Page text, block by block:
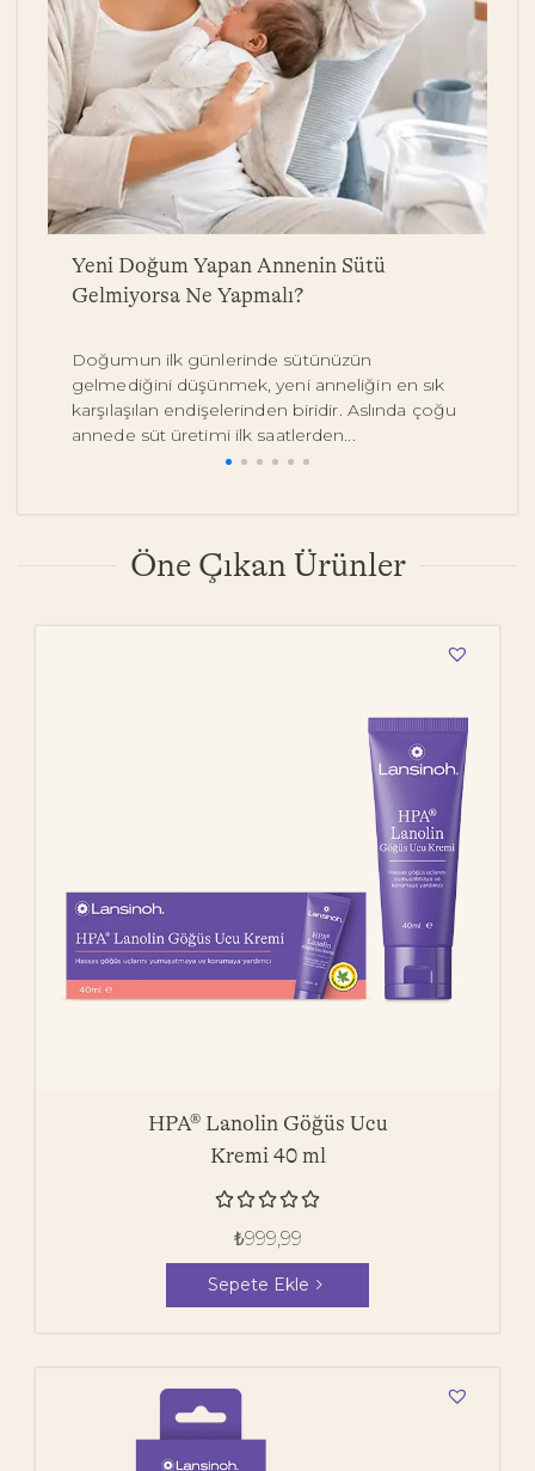
Yeni Doğum Yapan Annenin Sütü
Gelmiyorsa Ne Yapmalı?
Doğumun ilk günlerinde sütünüzün
gelmediğini düşünmek, yeni anneliğin en sık
karşılaşılan endişelerinden biridir. Aslında çoğu
annede süt üretimi ilk saatlerden...
Öne Çıkan Ürünler
HPA® Lanolin Göğüs Ucu
Kremi 40 ml

₺999,99
Sepete Ekle